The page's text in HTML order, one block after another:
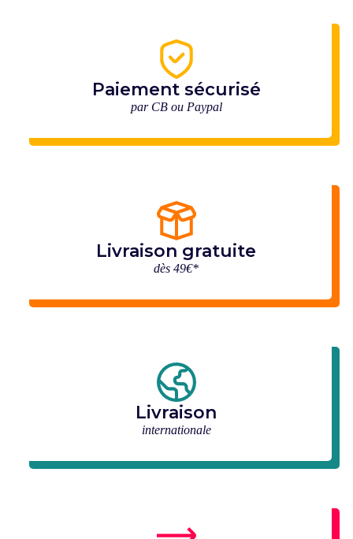
Paiement sécurisé
par CB ou Paypal
Livraison gratuite
dès 49€*
Livraison
internationale